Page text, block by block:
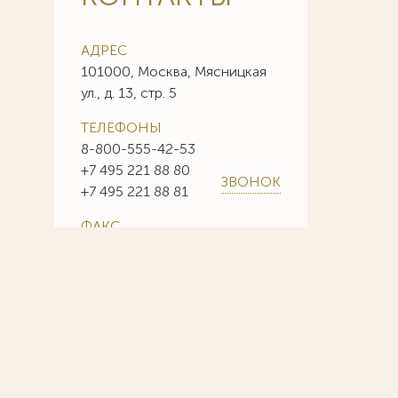
АДРЕС
101000, Москва, Мясницкая
ул., д. 13, стр. 5
ТЕЛЕФОНЫ
8-800-555-42-53
+7 495 221 88 80
+7 495 221 88 81
ЗВОНОК
ФАКС